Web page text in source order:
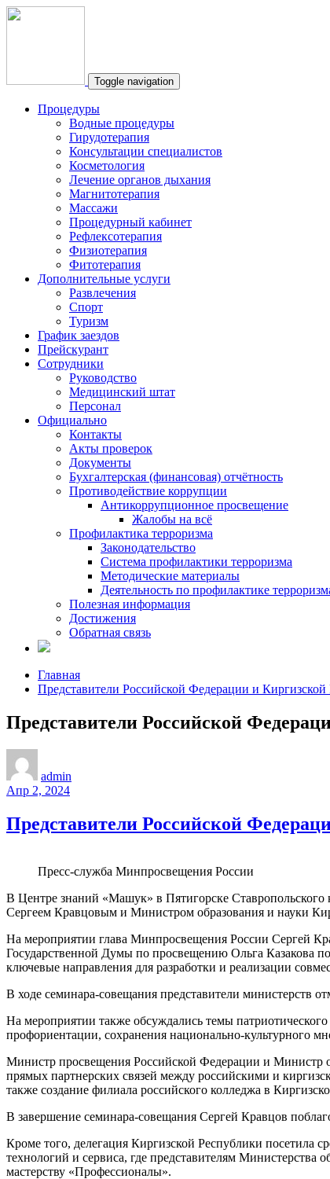
Toggle navigation
Процедуры
Водные процедуры
Гирудотерапия
Консультации специалистов
Косметология
Лечение органов дыхания
Магнитотерапия
Массажи
Процедурный кабинет
Рефлексотерапия
Физиотерапия
Фитотерапия
Дополнительные услуги
Развлечения
Спорт
Туризм
График заездов
Прейскурант
Сотрудники
Руководство
Медицинский штат
Персонал
Официально
Контакты
Акты проверок
Документы
Бухгалтерская (финансовая) отчётность
Противодействие коррупции
Антикоррупционное просвещение
Жалобы на всё
Профилактика терроризма
Законодательство
Система профилактики терроризма
Методические материалы
Деятельность по профилактике
Полезная информация
Достижения
Обратная связь
Главная
Представители Российской Федерации и Киргизской
Представители Российской
admin
Апр 2, 2024
Представители Российской
Пресс-служба Минпросвещения России
В Центре знаний «Машук» в Пятигорске
Сергеем Кравцовым и Министром образования и науки
На мероприятии глава Минпросвещения России Сергей
Государственной Думы по просвещению Ольга Казакова
ключевые направления для разработки и реализации
В ходе семинара-совещания представители министерств
На мероприятии также обсуждались темы
профориентации, сохранения национально-культурного
Министр просвещения Российской Федерации и Министр
прямых партнерских связей между российскими и
также создание филиала российского колледжа в
В завершение семинара-совещания Сергей Кравцов
Кроме того, делегация Киргизской Республики
технологий и сервиса, где представителям
мастерству «Профессионалы».